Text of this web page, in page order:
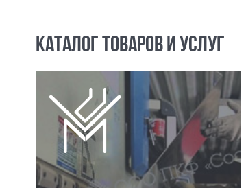
КАТАЛОГ ТОВАРОВ И УСЛУГ